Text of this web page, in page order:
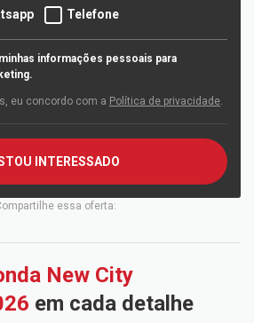
Telefone
informações pessoais para
eu concordo com a Política de privacidade.
INTERESSADO
essa oferta:
New City
em cada detalhe